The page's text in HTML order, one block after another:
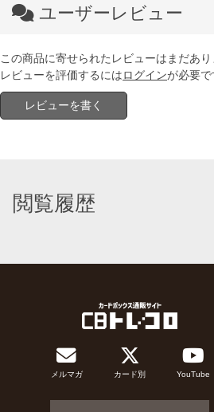
ユーザーレビュー
この商品に寄せられたレビューはまだあり
レビューを評価するにはログインが必要で
レビューを書く
閲覧履歴
メルマガ カード別 YouTube